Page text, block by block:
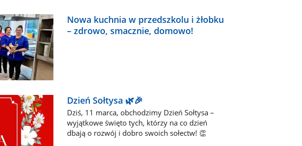
Nowa kuchnia w przedszkolu i żłobku
– zdrowo, smacznie, domowo!
Dzień Sołtysa 🌿🎉
Dziś, 11 marca, obchodzimy Dzień Sołtysa –
wyjątkowe święto tych, którzy na co dzień
dbają o rozwój i dobro swoich sołectw! 👏